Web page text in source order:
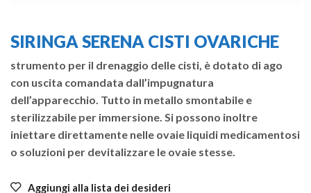
SIRINGA SERENA CISTI OVARICHE
strumento per il drenaggio delle cisti, è dotato di ago
con uscita comandata dall’impugnatura
dell’apparecchio. Tutto in metallo smontabile e
sterilizzabile per immersione. Si possono inoltre
iniettare direttamente nelle ovaie liquidi medicamentosi
o soluzioni per devitalizzare le ovaie stesse.
Aggiungi alla lista dei desideri